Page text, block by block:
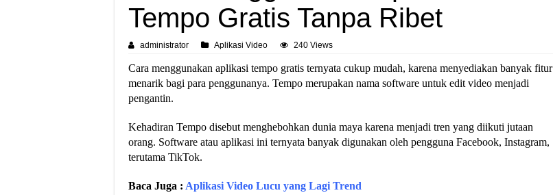
Tempo Gratis Tanpa Ribet
administrator Aplikasi Video 240 Views
Cara menggunakan aplikasi tempo gratis ternyata cukup mudah, karena menyediakan banyak fitur
menarik bagi para penggunanya. Tempo merupakan nama software untuk edit video menjadi
pengantin.
Kehadiran Tempo disebut menghebohkan dunia maya karena menjadi tren yang diikuti jutaan
orang. Software atau aplikasi ini ternyata banyak digunakan oleh pengguna Facebook, Instagram,
terutama TikTok.
Baca Juga : Aplikasi Video Lucu yang Lagi Trend